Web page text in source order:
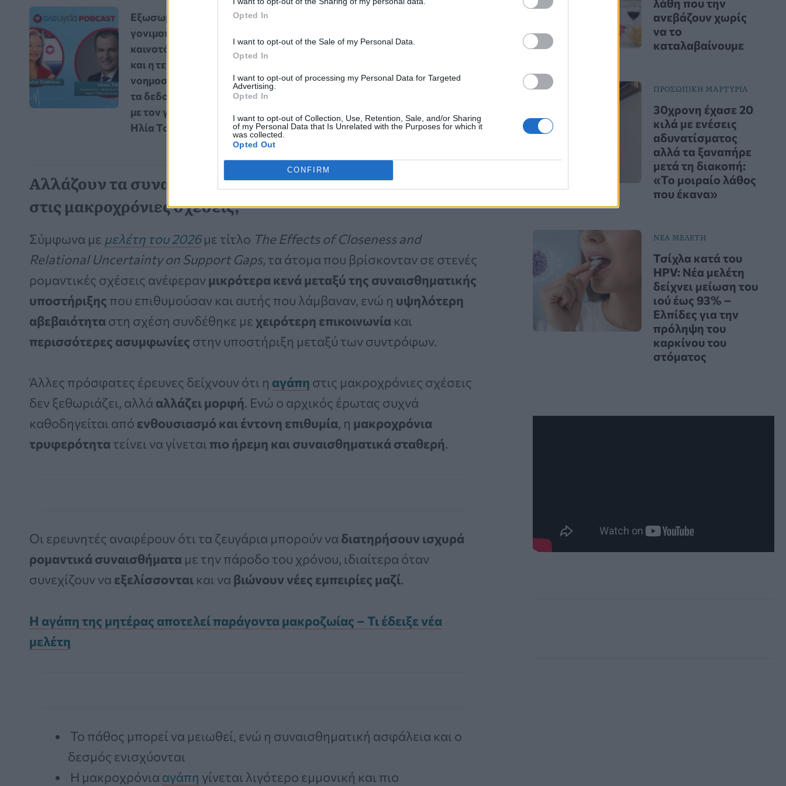
Opted In
I want to opt-out of the Sale of my Personal Data.
Opted In
I want to opt-out of processing my Personal Data for Targeted
Advertising.
Opted In
I want to opt-out of Collection, Use, Retention, Sale, and/or Sharing
of my Personal Data that Is Unrelated with the Purposes for which it
was collected.
Opted Out
CONFIRM
Εξωσωματική
γονιμοποίηση: Οι
καινοτόμες εξελίξεις
και η τεχνητή
νοημοσύνη αλλάζουν
τα δεδομένα – Vidcast
με τον γυναικολόγο
Ηλία Τσάκο
Επεμβατική Εστιακή
Αλλάζουν τα συναισθήματα αγάπης και τρυφερότητας
στις μακροχρόνιες σχέσεις;
Σύμφωνα με μελέτη του 2026με τίτλο The Effects of Closeness and
Relational Uncertainty on Support Gaps, τα άτομα που βρίσκονταν σε στενές
ρομαντικές σχέσεις ανέφεραν μικρότερα κενά μεταξύ της συναισθηματικής
υποστήριξης που επιθυμούσαν και αυτής που λάμβαναν, ενώ η υψηλότερη
αβεβαιότητα στη σχέση συνδέθηκε με χειρότερη επικοινωνία και
περισσότερες ασυμφωνίες στην υποστήριξη μεταξύ των συντρόφων.
Άλλες πρόσφατες έρευνες δείχνουν ότι η αγάπη στις μακροχρόνιες σχέσεις
δεν ξεθωριάζει, αλλά αλλάζει μορφή. Ενώ ο αρχικός έρωτας συχνά
καθοδηγείται από ενθουσιασμό και έντονη επιθυμία, η μακροχρόνια
τρυφερότητα τείνει να γίνεται πιο ήρεμη και συναισθηματικά σταθερή.
Οι ερευνητές αναφέρουν ότι τα ζευγάρια μπορούν να διατηρήσουν ισχυρά
ρομαντικά συναισθήματα με την πάροδο του χρόνου, ιδιαίτερα όταν
συνεχίζουν να εξελίσσονται και να βιώνουν νέες εμπειρίες μαζί.
Η αγάπη της μητέρας αποτελεί παράγοντα μακροζωίας – Τι έδειξε νέα
μελέτη
Το πάθος μπορεί να μειωθεί, ενώ η συναισθηματική ασφάλεια και ο
δεσμός ενισχύονται
Η μακροχρόνια αγάπη γίνεται λιγότερο εμμονική και πιο
λάθη που την
ανεβάζουν χωρίς
να το
καταλαβαίνουμε
ΠΡΟΣΩΠΙΚΗ ΜΑΡΤΥΡΙΑ
30χρονη έχασε 20
κιλά με ενέσεις
αδυνατίσματος
αλλά τα ξαναπήρε
μετά τη διακοπή:
«Το μοιραίο λάθος
που έκανα»
ΝΕΑ ΜΕΛΕΤΗ
Τσίχλα κατά του
HPV: Νέα μελέτη
δείχνει μείωση του
ιού έως 93% –
Ελπίδες για την
πρόληψη του
καρκίνου του
στόματος